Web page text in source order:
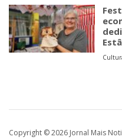
Copyright © 2026 Jornal Mais